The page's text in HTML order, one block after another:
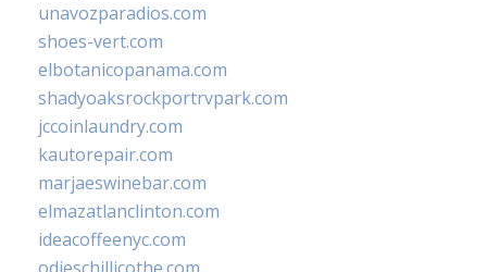
unavozparadios.com
shoes-vert.com
elbotanicopanama.com
shadyoaksrockportrvpark.com
jccoinlaundry.com
kautorepair.com
marjaeswinebar.com
elmazatlanclinton.com
ideacoffeenyc.com